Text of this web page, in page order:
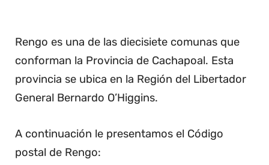
Rengo es una de las diecisiete comunas que
conforman la Provincia de Cachapoal. Esta
provincia se ubica en la Región del Libertador
General Bernardo O’Higgins.
A continuación le presentamos el Código
postal de Rengo: